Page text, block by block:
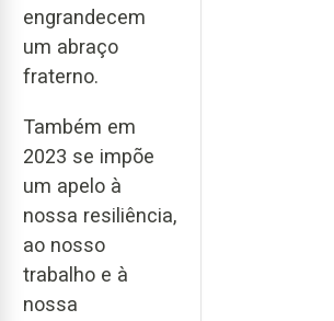
engrandecem
um abraço
fraterno.
Também em
2023 se impõe
um apelo à
nossa resiliência,
ao nosso
trabalho e à
nossa